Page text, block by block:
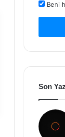
Beni
Son